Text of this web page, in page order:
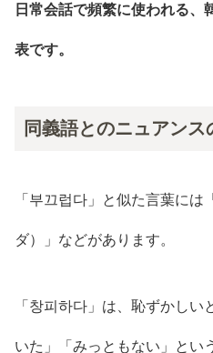
日常会話で頻繁に使われる、
表です。
同義語とのニュアンス
「부끄럽다」と似た言葉に
ダ）」などがあります。
「창피하다」は、恥ずかし
いた」「みっともない」とい